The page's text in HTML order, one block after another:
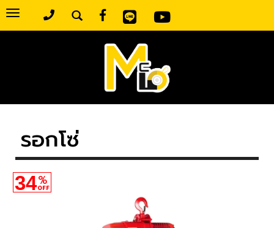
Toggle
navigation
รอกโซ่
34%
OFF